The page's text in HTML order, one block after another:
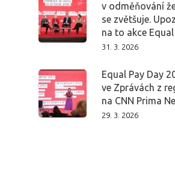
v odměňování
se zvětšuje.
na to akce
31. 3. 2026
Equal Pay Day
ve Zprávách z
na CNN Prima
29. 3. 2026